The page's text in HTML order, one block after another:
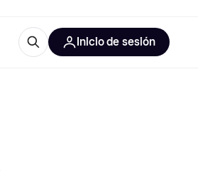
Inicio de sesión